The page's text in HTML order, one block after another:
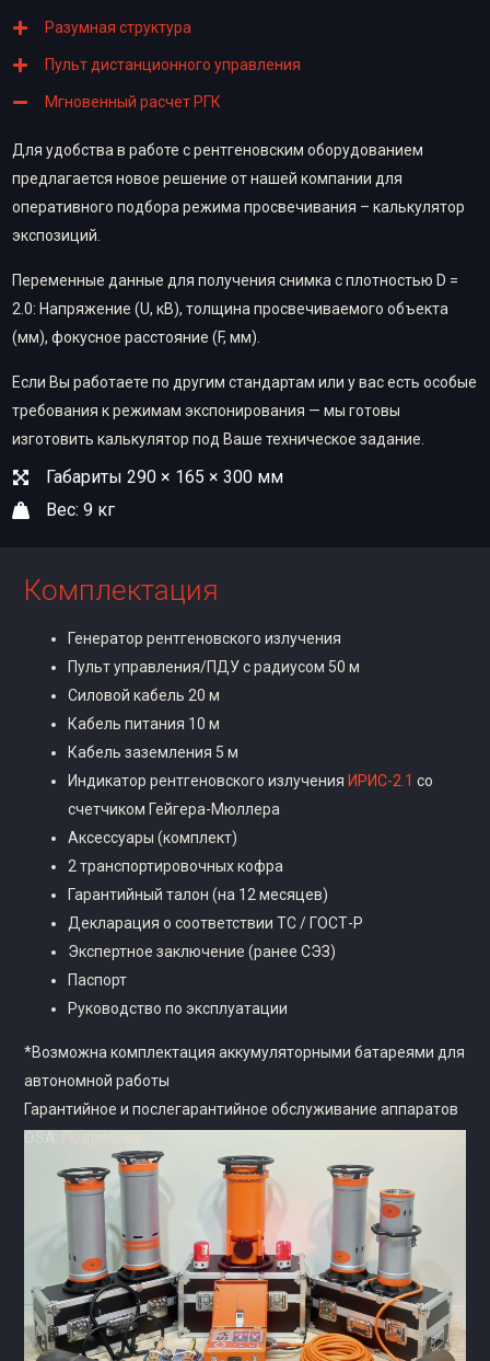
Разумная структура
Пульт дистанционного управления
Мгновенный расчет РГК
Для удобства в работе с рентгеновским оборудованием
предлагается новое решение от нашей компании для
оперативного подбора режима просвечивания – калькулятор
экспозиций.
Переменные данные для получения снимка с плотностью D =
2.0: Напряжение (U, кВ), толщина просвечиваемого объекта
(мм), фокусное расстояние (F, мм).
Если Вы работаете по другим стандартам или у вас есть особые
требования к режимам экспонирования — мы готовы
изготовить калькулятор под Ваше техническое задание.
Габариты 290 × 165 × 300 мм
Вес: 9 кг
Комплектация
Генератор рентгеновского излучения
Пульт управления/ПДУ с радиусом 50 м
Силовой кабель 20 м
Кабель питания 10 м
Кабель заземления 5 м
Индикатор рентгеновского излучения ИРИС-2.1 со
счетчиком Гейгера-Мюллера
Аксессуары (комплект)
2 транспортировочных кофра
Гарантийный талон (на 12 месяцев)
Декларация о соответствии ТС / ГОСТ-Р
Экспертное заключение (ранее СЭЗ)
Паспорт
Руководство по эксплуатации
*Возможна комплектация аккумуляторными батареями для
автономной работы
Гарантийное и послегарантийное обслуживание аппаратов
Подробнее